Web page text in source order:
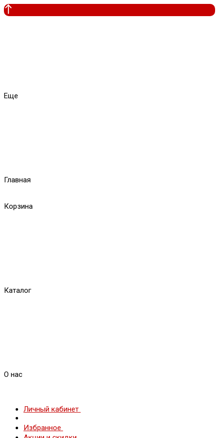
Еще
Главная
Корзина
Каталог
О нас
Личный кабинет
Избранное